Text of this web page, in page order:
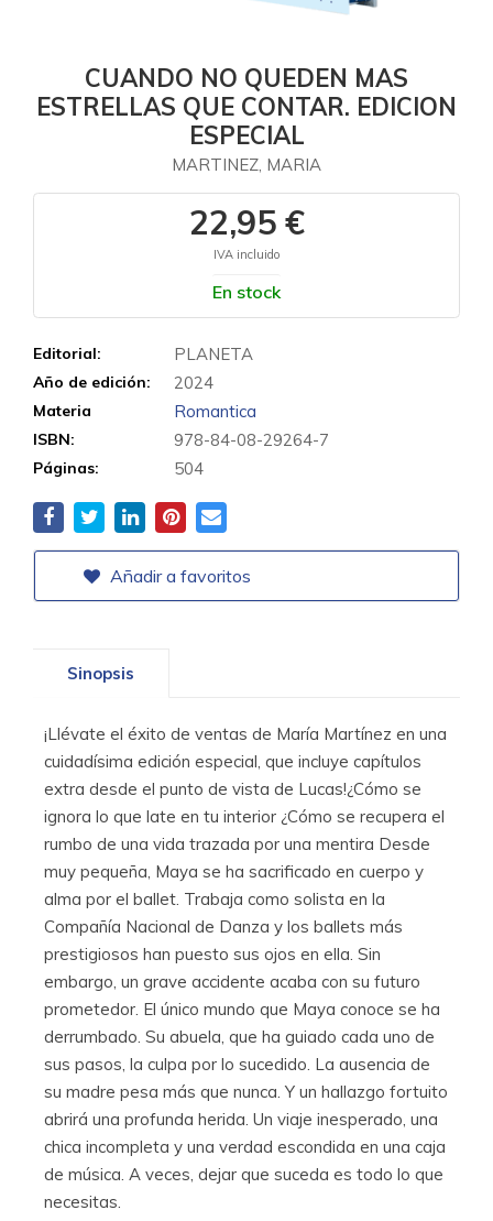
CUANDO NO QUEDEN MAS
ESTRELLAS QUE CONTAR. EDICION
ESPECIAL
MARTINEZ, MARIA
22,95 €
IVA incluido
En stock
Editorial: PLANETA
Año de edición: 2024
Materia Romantica
ISBN: 978-84-08-29264-7
Páginas: 504
Añadir a favoritos
Sinopsis
¡Llévate el éxito de ventas de María Martínez en una
cuidadísima edición especial, que incluye capítulos
extra desde el punto de vista de Lucas!¿Cómo se
ignora lo que late en tu interior ¿Cómo se recupera el
rumbo de una vida trazada por una mentira Desde
muy pequeña, Maya se ha sacrificado en cuerpo y
alma por el ballet. Trabaja como solista en la
Compañía Nacional de Danza y los ballets más
prestigiosos han puesto sus ojos en ella. Sin
embargo, un grave accidente acaba con su futuro
prometedor. El único mundo que Maya conoce se ha
derrumbado. Su abuela, que ha guiado cada uno de
sus pasos, la culpa por lo sucedido. La ausencia de
su madre pesa más que nunca. Y un hallazgo fortuito
abrirá una profunda herida. Un viaje inesperado, una
chica incompleta y una verdad escondida en una caja
de música. A veces, dejar que suceda es todo lo que
necesitas.